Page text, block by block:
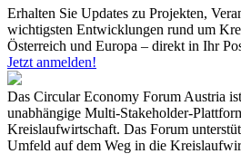
Erhalten Sie Updates zu Projekten,
wichtigsten Entwicklungen rund um
Österreich und Europa – direkt in Ihr
Jetzt anmelden!
Das Circular Economy Forum Austria
unabhängige Multi-Stakeholder-
Kreislaufwirtschaft. Das Forum
Umfeld auf dem Weg in die